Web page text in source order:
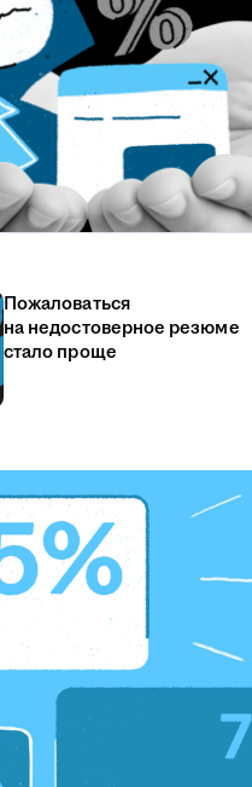
Пожаловаться
на недостоверное резюме
стало проще